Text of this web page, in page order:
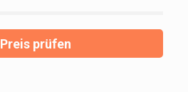
Preis prüfen